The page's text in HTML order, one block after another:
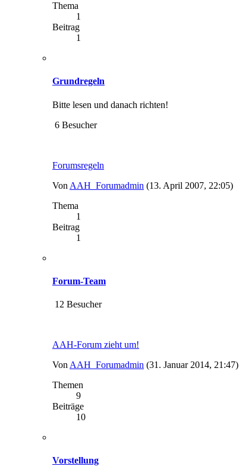
Thema
1
Beitrag
1
Grundregeln
Bitte lesen und danach richten!
6 Besucher
Forumsregeln
Von AAH_Forumadmin (13. April 2007, 22:05)
Thema
1
Beitrag
1
Forum-Team
12 Besucher
AAH-Forum zieht um!
Von AAH_Forumadmin (31. Januar 2014, 21:47)
Themen
9
Beiträge
10
Vorstellung